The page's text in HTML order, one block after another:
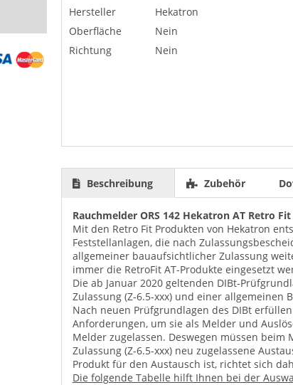
Hersteller
Hekatron
Oberfläche
Nein
Richtung
Nein
Beschreibung Zubehör
Rauchmelder ORS 142 Hekatron AT Retro
Mit den Retro Fit Produkten von Hekatron
Feststellanlagen, die nach
allgemeiner bauaufsichtlicher Zulassung
immer die RetroFit AT-Produkte eingesetzt
Die ab Januar 2020 geltenden DIBt-
Zulassung (Z-6.5-xxx) und einer allgemeinen
Nach neuen Prüfgrundlagen des DIBt
Anforderungen, um sie als Melder und
Melder zugelassen. Deswegen müssen
Zulassung (Z-6.5-xxx) neu zugelassene
Produkt für den Austausch ist, richtet sich
Die folgende Tabelle hilft Ihnen bei der